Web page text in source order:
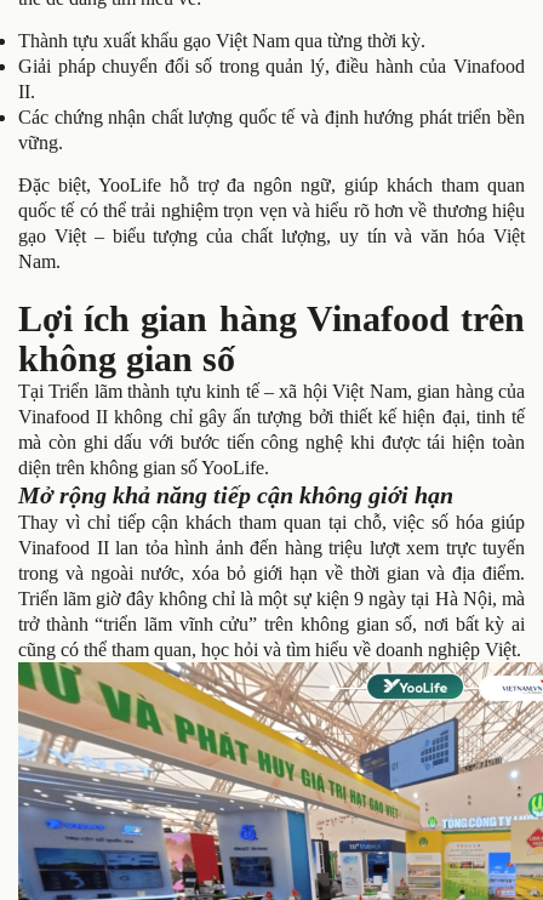
Thành tựu xuất khẩu gạo Việt Nam qua từng thời kỳ.
Giải pháp chuyển đổi số trong quản lý, điều hành của Vinafood
II.
Các chứng nhận chất lượng quốc tế và định hướng phát triển bền
vững.
Đặc biệt, YooLife hỗ trợ đa ngôn ngữ, giúp khách tham quan
quốc tế có thể trải nghiệm trọn vẹn và hiểu rõ hơn về thương hiệu
gạo Việt – biểu tượng của chất lượng, uy tín và văn hóa Việt
Nam.
Lợi ích gian hàng Vinafood trên
không gian số
Tại Triển lãm thành tựu kinh tế – xã hội Việt Nam, gian hàng của
Vinafood II không chỉ gây ấn tượng bởi thiết kế hiện đại, tinh tế
mà còn ghi dấu với bước tiến công nghệ khi được tái hiện toàn
diện trên không gian số YooLife.
Mở rộng khả năng tiếp cận không giới hạn
Thay vì chỉ tiếp cận khách tham quan tại chỗ, việc số hóa giúp
Vinafood II lan tỏa hình ảnh đến hàng triệu lượt xem trực tuyến
trong và ngoài nước, xóa bỏ giới hạn về thời gian và địa điểm.
Triển lãm giờ đây không chỉ là một sự kiện 9 ngày tại Hà Nội, mà
trở thành “triển lãm vĩnh cửu” trên không gian số, nơi bất kỳ ai
cũng có thể tham quan, học hỏi và tìm hiểu về doanh nghiệp Việt.